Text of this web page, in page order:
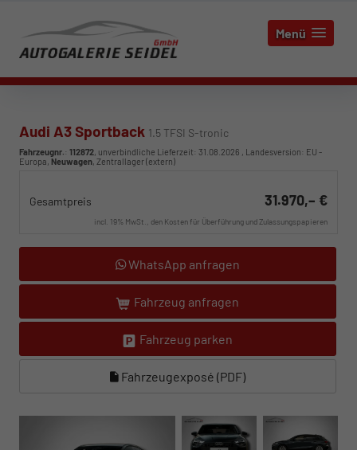
Menü
Audi A3 Sportback 1.5 TFSI S-tronic
Fahrzeugnr.: 112872, unverbindliche Lieferzeit: 31.08.2026 , Landesversion: EU -
Europa, Neuwagen, Zentrallager (extern)
Gesamtpreis 31.970,– €
incl. 19% MwSt., den Kosten für Überführung und Zulassungspapieren
WhatsApp anfragen
Fahrzeug anfragen
Fahrzeug parken
Fahrzeugexposé (PDF)